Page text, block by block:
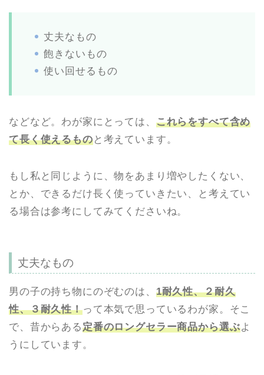
丈夫なもの
飽きないもの
使い回せるもの
などなど。わが家にとっては、 これらをすべて含め
て長く使えるものと考えています。
もし私と同じように、物をあまり増やしたくない、
とか、できるだけ長く使っていきたい、と考えてい
る場合は参考にしてみてくださいね。
丈夫なもの
男の子の持ち物にのぞむのは、 1耐久性、２耐久
性、３耐久性！って本気で思っているわが家。そこ
で、昔からある定番のロングセラー商品から選ぶよ
うにしています。